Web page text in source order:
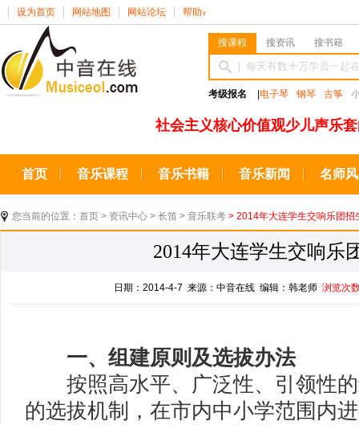
设为首页 网站地图 网站论坛 帮助 ∨
搜课程 搜资讯 搜书籍
考级报名 电子琴 钢琴 古筝
社会主义核心价值观少儿声乐
首页 音乐课程 音乐书籍 音乐新闻 名师
您当前的位置： 首页 > 资讯中心 > 长笛 > 音乐联考 > 2014年大连学生交响乐团招
2014年大连学生交响乐
日期：2014-4-7 来源：中音在线 编辑：韩老师 浏览次
一、组建原则及选拔办法
按照高水平、广泛性、引领性的
的选拔机制，在市内中小学范围内